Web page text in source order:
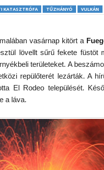
KATASZTRÓFA TŰZHÁNYÓ VULKÁN
vasárnap kitört a
lövellt sűrű fekete füstöt
területeket. A
repülőterét lezárták. A
El Rodeo települését.
a láva.